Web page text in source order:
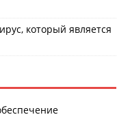
который является